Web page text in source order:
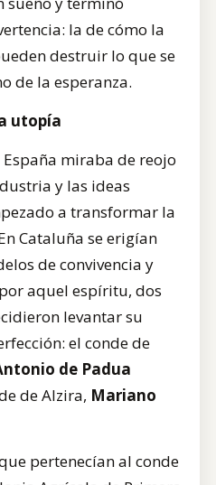
la de cómo la
destruir lo que se
de la esperanza.
utopía
España miraba de reojo
y las ideas
a transformar la
Cataluña se erigían
de convivencia y
aquel espíritu, dos
levantar su
el conde de
de Padua
de Alzira, Mariano
pertenecían al conde